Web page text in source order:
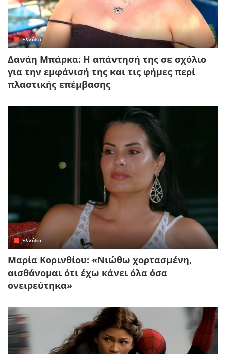
Ελλάδα
Δανάη Μπάρκα: Η απάντησή της σε σχόλιο
για την εμφάνισή της και τις φήμες περί
πλαστικής επέμβασης
Ελλάδα
Μαρία Κορινθίου: «Νιώθω χορτασμένη,
αισθάνομαι ότι έχω κάνει όλα όσα
ονειρεύτηκα»